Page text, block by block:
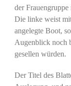
der
Die linke weist
angelegte Boot,
Augenblick noch
gesellen würden.
Der Titel des